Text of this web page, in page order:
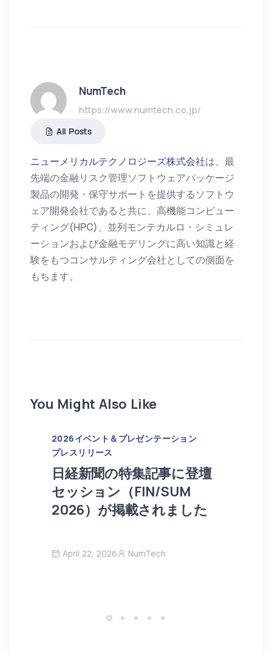
NumTech
https://www.numtech.co.jp/
All Posts
ニューメリカルテクノロジーズ株式会社は、最
先端の金融リスク管理ソフトウェアパッケージ
製品の開発・保守サポートを提供するソフトウ
ェア開発会社であると共に、高機能コンピュー
ティング(HPC)、並列モンテカルロ・シミュレ
ーションおよび金融モデリングに高い知識と経
験をもつコンサルティング会社としての側面を
もちます。
You Might Also Like
2026イベント＆プレゼンテーション
プレスリリース
日経新聞の特集記事に登壇
セッション（FIN/SUM
2026）が掲載されました
April 22, 2026 NumTech